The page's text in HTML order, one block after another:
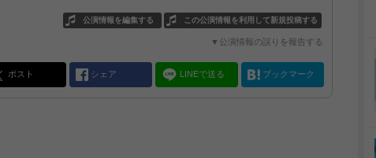
この公演情報を利用して新規投稿する
公演情報を編集する
▼公演情報の誤りを報告する
ポスト シェア LINEで送る ブックマーク